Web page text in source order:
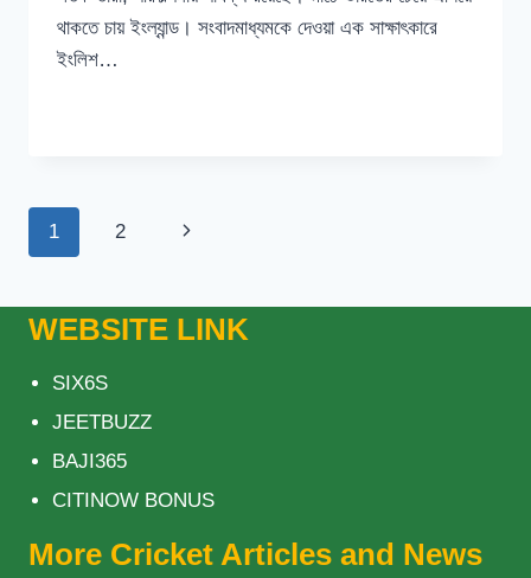
থাকতে চায় ইংল্যান্ড। সংবাদমাধ্যমকে দেওয়া এক সাক্ষাৎকারে
ইংলিশ…
Page
1 2
Next
WEBSITE LINK
SIX6S
JEETBUZZ
BAJI365
CITINOW BONUS
More Cricket Articles and News